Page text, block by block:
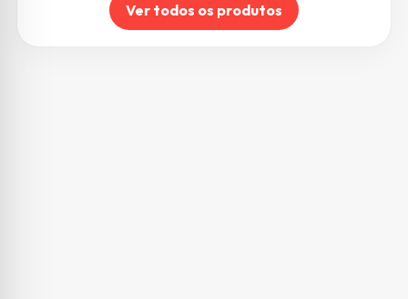
Ver todos os produtos